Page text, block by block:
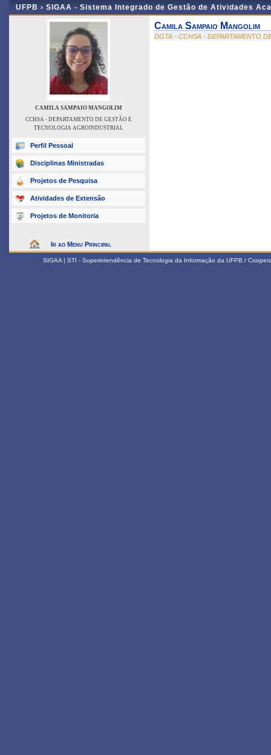
UFPB › SIGAA - Sistema Integrado de Gestão de Atividades
CAMILA SAMPAIO MANGOLIM
CCHSA - DEPARTAMENTO DE GESTÃO E
TECNOLOGIA AGROINDUSTRIAL
Perfil Pessoal
Disciplinas Ministradas
Projetos de Pesquisa
Atividades de Extensão
Projetos de Monitoria
Ir ao Menu Principal
Camila Sampaio Mangolim
DGTA - CCHSA - DEPARTAMENTO
SIGAA | STI - Superintendência de Tecnologia da Informação da UFPB /